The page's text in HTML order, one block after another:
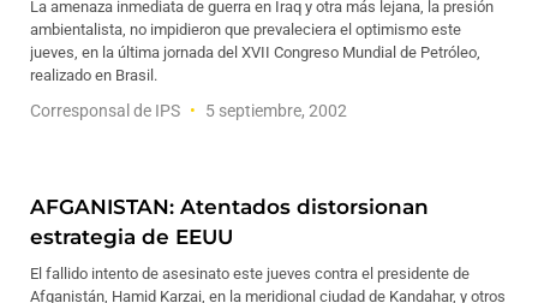
La amenaza inmediata de guerra en Iraq y otra más lejana, la presión
ambientalista, no impidieron que prevaleciera el optimismo este
jueves, en la última jornada del XVII Congreso Mundial de Petróleo,
realizado en Brasil.
Corresponsal de IPS 5 septiembre, 2002
AFGANISTAN: Atentados distorsionan
estrategia de EEUU
El fallido intento de asesinato este jueves contra el presidente de
Afganistán, Hamid Karzai, en la meridional ciudad de Kandahar, y otros